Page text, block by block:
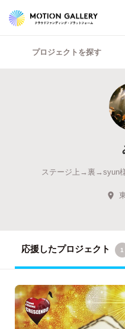
プロジェクトを探す
ステージ上→裏→syun
応援したプロジェクト 1